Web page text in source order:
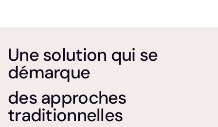
Une solution qui se
démarque
des approches
traditionnelles